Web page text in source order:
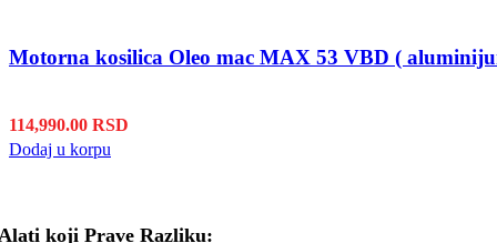
Motorna kosilica Oleo mac MAX 53 VBD (
114,990.00 RSD
Dodaj u korpu
koji Prave Razliku: